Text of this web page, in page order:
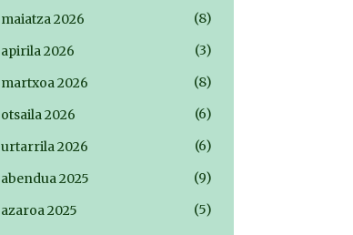
maiatza 2026
8
apirila 2026
3
martxoa 2026
8
otsaila 2026
6
urtarrila 2026
6
abendua 2025
9
azaroa 2025
5